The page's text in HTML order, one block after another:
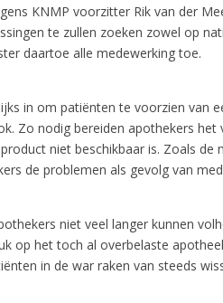
KNMP voorzitter Rik van der
te zullen zoeken zowel op
daartoe alle medewerking toe.
in om patiënten te voorzien van
Zo nodig bereiden apothekers het
niet beschikbaar is. Zoals de
de problemen als gevolg van
niet veel langer kunnen
op het toch al overbelaste
in de war raken van steeds